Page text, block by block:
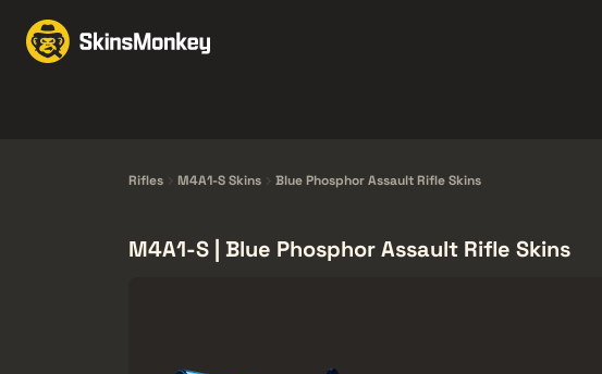
Rifles M4A1-S Skins Blue Phosphor Assault Rifle Skins
M4A1-S | Blue Phosphor Assault Rifle Skins